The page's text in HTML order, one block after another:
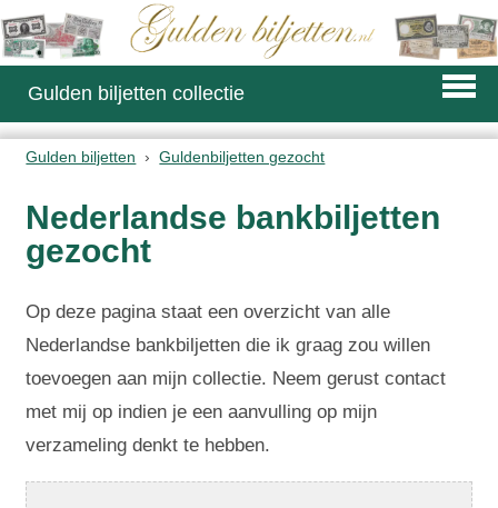
Gulden biljetten collectie
Gulden biljetten Guldenbiljetten gezocht
Nederlandse bankbiljetten
gezocht
Op deze pagina staat een overzicht van alle
Nederlandse bankbiljetten die ik graag zou willen
toevoegen aan mijn collectie. Neem gerust contact
met mij op indien je een aanvulling op mijn
verzameling denkt te hebben.